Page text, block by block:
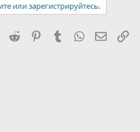
или зарегистрируйтесь.
Reddit PinterestTumblr WhatsApp